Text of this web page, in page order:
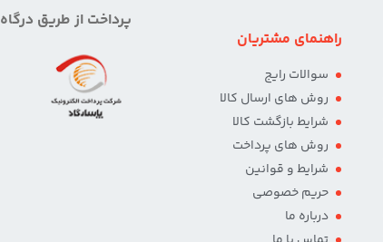
راهنمای مشتریان
سوالات رایج
روش های ارسال کالا
شرایط بازگشت کالا
روش های پرداخت
شرایط و قوانین
حریم خصوصی
درباره ما
پرداخت از طریق درگاه